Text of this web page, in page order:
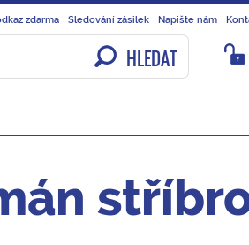
zdarma Sledování zásilek Napište nám
HLEDAT